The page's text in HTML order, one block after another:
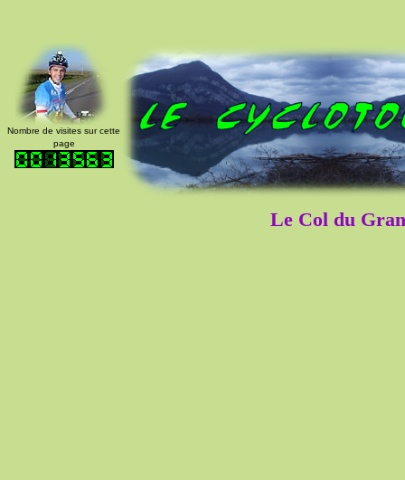
Nombre de visites sur cette
page
Le Col du